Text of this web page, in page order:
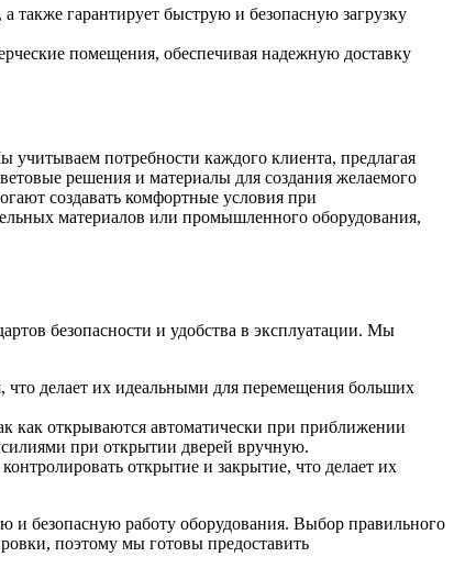
гарантирует быструю и безопасную загрузку
помещения, обеспечивая надежную доставку
потребности каждого клиента, предлагая
решения и материалы для создания желаемого
создавать комфортные условия при
материалов или промышленного оборудования,
безопасности и удобства в эксплуатации. Мы
делает их идеальными для перемещения больших
как открываются автоматически при приближении
при открытии дверей вручную.
открытие и закрытие, что делает их
и безопасную работу оборудования. Выбор правильного
поэтому мы готовы предоставить